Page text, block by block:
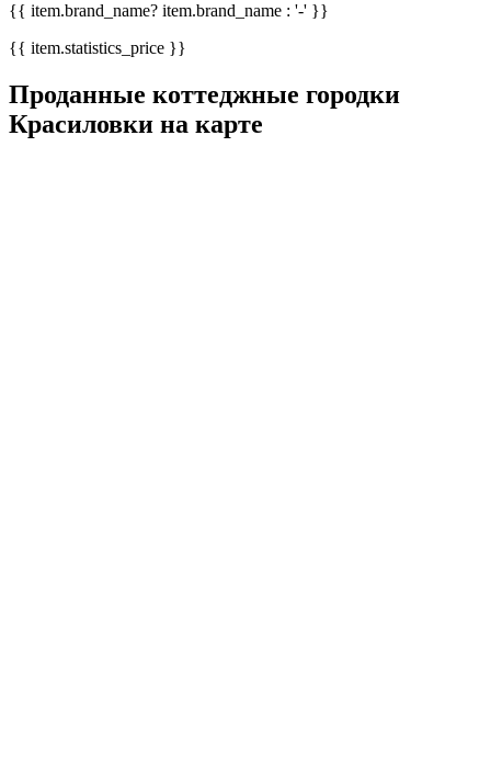
{{ item.brand_name? item.brand_name : '-' }}
{{ item.statistics_price }}
Проданные коттеджные городки
Красиловки на карте